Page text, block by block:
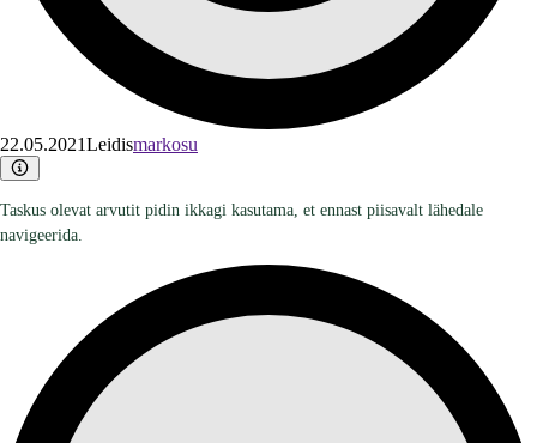
22.05.2021Leidismarkosu
Taskus olevat arvutit pidin ikkagi kasutama, et ennast piisavalt lähedale
navigeerida.